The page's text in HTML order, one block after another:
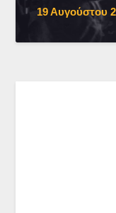
19 Αυγούστου